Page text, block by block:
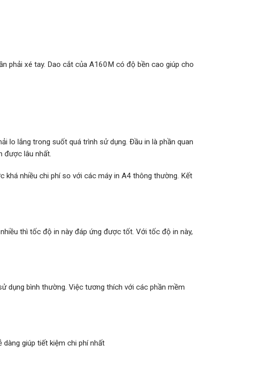
phải xé tay. Dao cắt của A160M có độ bền cao giúp cho
lo lắng trong suốt quá trình sử dụng. Đầu in là phần quan
được lâu nhất.
khá nhiều chi phí so với các máy in A4 thông thường. Kết
thì tốc độ in này đáp ứng được tốt. Với tốc độ in này,
dụng bình thường. Việc tương thích với các phần mềm
giúp tiết kiệm chi phí nhất